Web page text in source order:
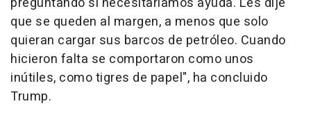
que se queden al margen, a menos que solo
quieran cargar sus barcos de petróleo. Cuando
hicieron falta se comportaron como unos
inútiles, como tigres de papel", ha concluido
Trump.